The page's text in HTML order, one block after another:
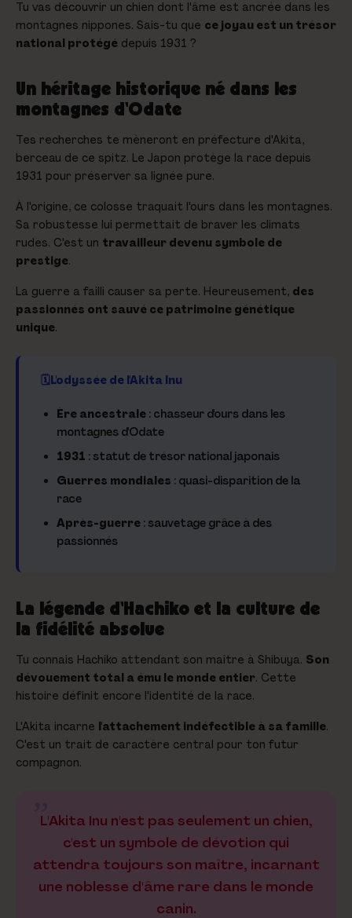
Tu vas découvrir un chien dont l'âme est ancrée dans les
montagnes nippones. Sais-tu que ce joyau est un trésor
national protégé depuis 1931 ?
Un héritage historique né dans les
montagnes d'Odate
Tes recherches te mèneront en préfecture d'Akita,
berceau de ce spitz. Le Japon protège la race depuis
1931 pour préserver sa lignée pure.
À l'origine, ce colosse traquait l'ours dans les montagnes.
Sa robustesse lui permettait de braver les climats
rudes. C'est un travailleur devenu symbole de
prestige.
La guerre a failli causer sa perte. Heureusement, des
passionnés ont sauvé ce patrimoine génétique
unique.
L'odyssée de l'Akita Inu
Ère ancestrale : chasseur d'ours dans les
montagnes d'Odate
1931 : statut de trésor national japonais
Guerres mondiales : quasi-disparition de la
race
Après-guerre : sauvetage grâce à des
passionnés
La légende d'Hachiko et la culture de
la fidélité absolue
Tu connais Hachiko attendant son maître à Shibuya. Son
dévouement total a ému le monde entier. Cette
histoire définit encore l'identité de la race.
L'Akita incarne l'attachement indéfectible à sa famille.
C'est un trait de caractère central pour ton futur
compagnon.
L'Akita Inu n'est pas seulement un chien,
c'est un symbole de dévotion qui
attendra toujours son maître, incarnant
une noblesse d'âme rare dans le monde
canin.